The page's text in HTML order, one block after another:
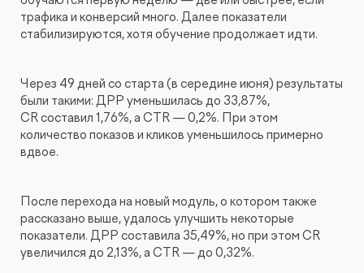
трафика и конверсий много. Далее показатели
стабилизируются, хотя обучение продолжает идти.
Через 49 дней со старта (в середине июня) результаты
были такими: ДРР уменьшилась до 33,87%,
CR составил 1,76%, а CTR — 0,2%. При этом
количество показов и кликов уменьшилось примерно
вдвое.
После перехода на новый модуль, о котором также
рассказано выше, удалось улучшить некоторые
показатели. ДРР составила 35,49%, но при этом CR
увеличился до 2,13%, а CTR — до 0,32%.